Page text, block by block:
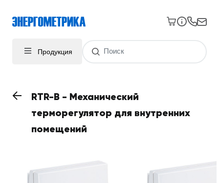
Продукция
RTR-B - Механический
терморегулятор для внутренних
помещений